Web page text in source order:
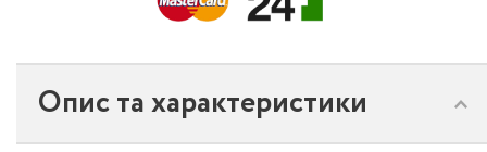
Опис та характеристики